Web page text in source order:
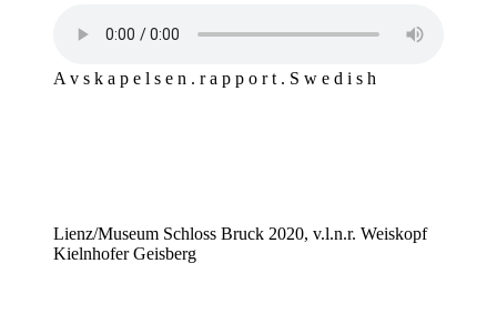
A v s k a p e l s e n . r a p p o r t . S w e d i s h
Lienz/Museum Schloss Bruck 2020, v.l.n.r. Weiskopf
Kielnhofer Geisberg